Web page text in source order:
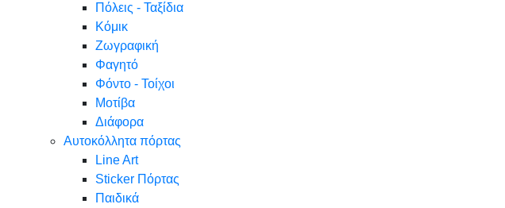
Πόλεις - Ταξίδια
Κόμικ
Ζωγραφική
Φαγητό
Φόντο - Τοίχοι
Μοτίβα
Διάφορα
Αυτοκόλλητα πόρτας
Line Art
Sticker Πόρτας
Παιδικά